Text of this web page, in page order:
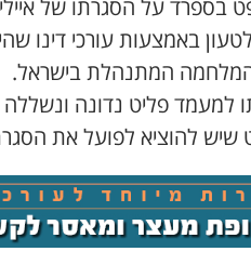
בספרד על הסגרתו של
באמצעות עורכי דינו
המתנהלת בישראל.
למעמד פליט נדונה
שיש להוציא לפועל את